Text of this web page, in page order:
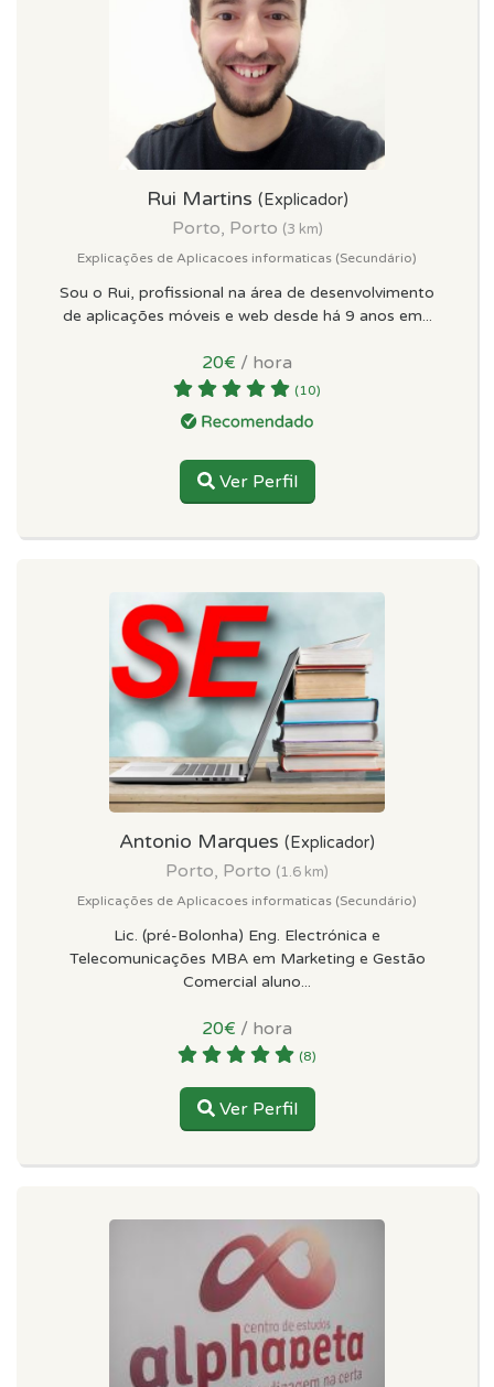
Rui Martins (Explicador)
Porto, Porto (3 km)
Explicações de Aplicacoes informaticas (Secundário)
Sou o Rui, profissional na área de desenvolvimento
de aplicações móveis e web desde há 9 anos em...
20€ / hora
(10)
Ver Perfil
Antonio Marques (Explicador)
Porto, Porto (1.6 km)
Explicações de Aplicacoes informaticas (Secundário)
Lic. (pré-Bolonha) Eng. Electrónica e
Telecomunicações MBA em Marketing e Gestão
Comercial aluno...
20€ / hora
(8)
Ver Perfil